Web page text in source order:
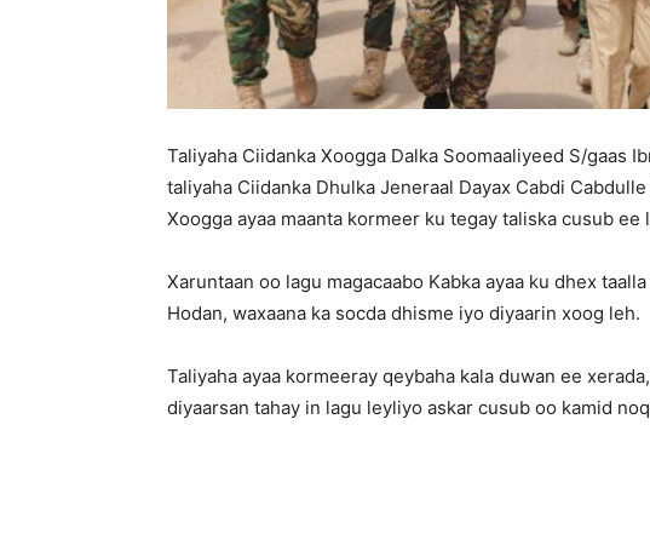
Taliyaha Ciidanka Xoogga Dalka Soomaaliyeed S/gaas
taliyaha Ciidanka Dhulka Jeneraal Dayax Cabdi
Xoogga ayaa maanta kormeer ku tegay taliska cusub
Xaruntaan oo lagu magacaabo Kabka ayaa ku dhex
Hodan, waxaana ka socda dhisme iyo diyaarin xoog leh.
Taliyaha ayaa kormeeray qeybaha kala duwan ee
diyaarsan tahay in lagu leyliyo askar cusub oo kamid